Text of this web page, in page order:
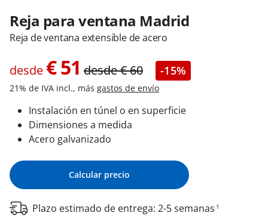
Reja para ventana Madrid
Reja de ventana extensible de acero
desde €51 desde€60 -15%
21% de IVA incl., más gastos de envío
Instalación en túnel o en superficie
Dimensiones a medida
Acero galvanizado
Calcular precio
Plazo estimado de entrega: 2-5 semanas 1